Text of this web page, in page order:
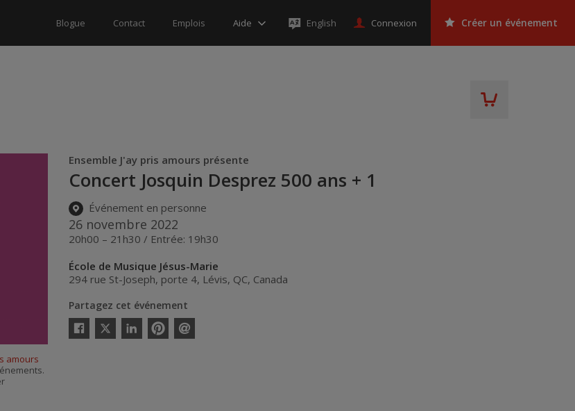
Blogue Contact Emplois Aide English Connexion Créer un événement
Ensemble J'ay pris amours présente
Concert Josquin Desprez 500 ans + 1
Événement en personne
26 novembre 2022
20h00 – 21h30 / Entrée: 19h30
École de Musique Jésus-Marie
294 rue St-Joseph, porte 4, Lévis, QC, Canada
Partagez cet événement
Facebook
Twitter
LinkedinPinterestEnvoyer
amours